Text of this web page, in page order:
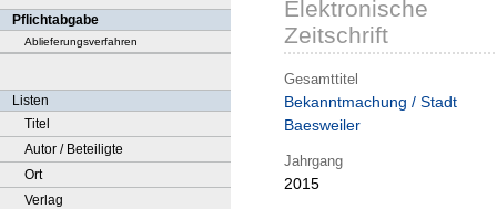
Pflichtabgabe
Ablieferungsverfahren
Listen
Titel
Autor / Beteiligte
Ort
Verlag
Elektronische
Zeitschrift
Gesamttitel
Bekanntmachung / Stadt
Baesweiler
Jahrgang
2015